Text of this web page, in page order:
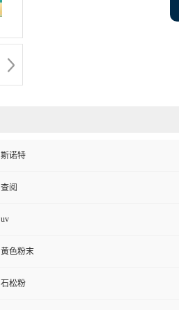
斯诺特
查阅
uv
黄色粉末
石松粉